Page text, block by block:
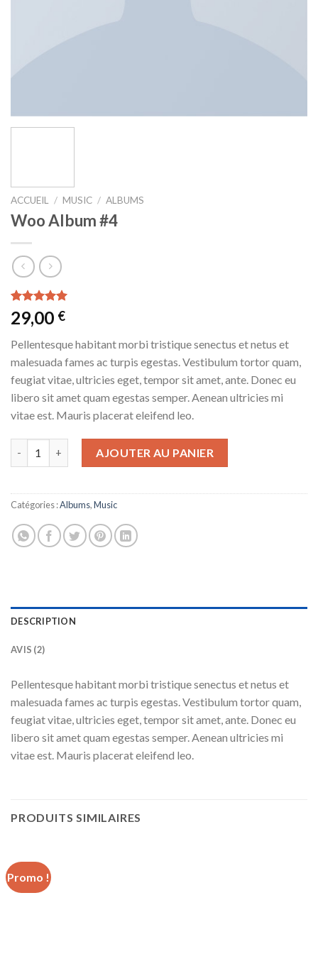
ACCUEIL / MUSIC / ALBUMS
Woo Album #4
Noté5.00
sur 5 basé
2
notations
client
29,00 €
Pellentesque habitant morbi tristique senectus et netus et
malesuada fames ac turpis egestas. Vestibulum tortor quam,
feugiat vitae, ultricies eget, tempor sit amet, ante. Donec eu
libero sit amet quam egestas semper. Aenean ultricies mi
vitae est. Mauris placerat eleifend leo.
AJOUTER AU PANIER
Catégories :Albums,Music
DESCRIPTION
AVIS (2)
Pellentesque habitant morbi tristique senectus et netus et
malesuada fames ac turpis egestas. Vestibulum tortor quam,
feugiat vitae, ultricies eget, tempor sit amet, ante. Donec eu
libero sit amet quam egestas semper. Aenean ultricies mi
vitae est. Mauris placerat eleifend leo.
PRODUITS SIMILAIRES
Promo !